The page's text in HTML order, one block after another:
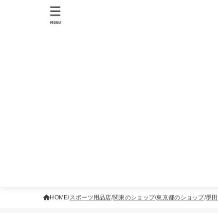
MENU
HOME スポーツ用品店 関東のショップ 東京都のショップ 墨